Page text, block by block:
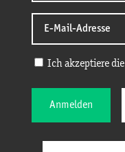
Ich akzeptiere die
Anmelden